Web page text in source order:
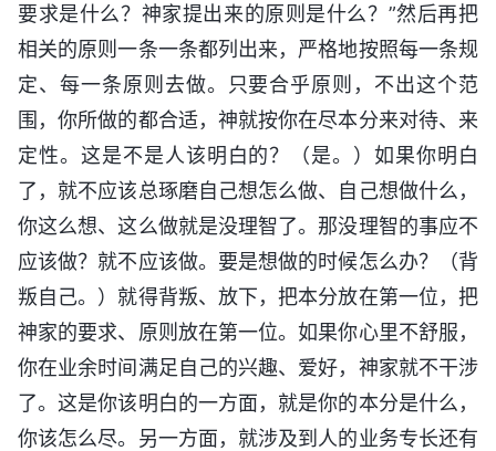
要求是什么？神家提出来的原则是什么？”然后再把
相关的原则一条一条都列出来，严格地按照每一条规
定、每一条原则去做。只要合乎原则，不出这个范
围，你所做的都合适，神就按你在尽本分来对待、来
定性。这是不是人该明白的？（是。）如果你明白
了，就不应该总琢磨自己想怎么做、自己想做什么，
你这么想、这么做就是没理智了。那没理智的事应不
应该做？就不应该做。要是想做的时候怎么办？（背
叛自己。）就得背叛、放下，把本分放在第一位，把
神家的要求、原则放在第一位。如果你心里不舒服，
你在业余时间满足自己的兴趣、爱好，神家就不干涉
了。这是你该明白的一方面，就是你的本分是什么，
你该怎么尽。另一方面，就涉及到人的业务专长还有